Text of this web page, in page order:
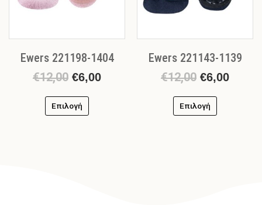
Ewers 221198-1404
€12,00 €6,00
Επιλογή
να
του
Ewers 221143-1139
€12,00 €6,00
Επιλογή
να
του